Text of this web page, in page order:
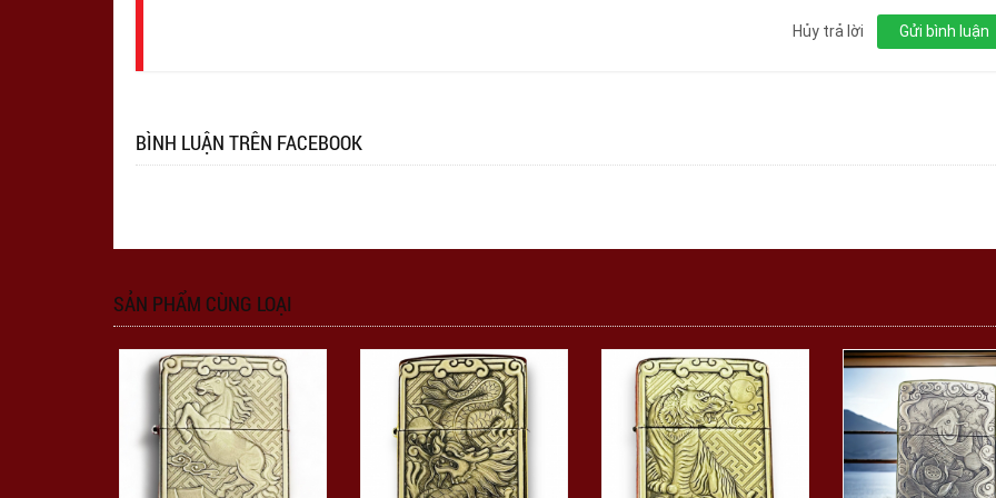
Gửi bình luận
Hủy trả lời
BÌNH LUẬN TRÊN FACEBOOK
SẢN PHẨM CÙNG LOẠI